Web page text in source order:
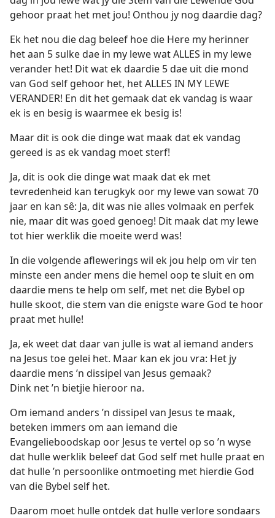
gehoor praat het met jou! Onthou jy nog daardie dag?
Ek het nou die dag beleef hoe die Here my herinner
het aan 5 sulke dae in my lewe wat ALLES in my lewe
verander het! Dit wat ek daardie 5 dae uit die mond
van God self gehoor het, het ALLES IN MY LEWE
VERANDER! En dit het gemaak dat ek vandag is waar
ek is en besig is waarmee ek besig is!
Maar dit is ook die dinge wat maak dat ek vandag
gereed is as ek vandag moet sterf!
Ja, dit is ook die dinge wat maak dat ek met
tevredenheid kan terugkyk oor my lewe van sowat 70
jaar en kan sê: Ja, dit was nie alles volmaak en perfek
nie, maar dit was goed genoeg! Dit maak dat my lewe
tot hier werklik die moeite werd was!
In die volgende aflewerings wil ek jou help om vir ten
minste een ander mens die hemel oop te sluit en om
daardie mens te help om self, met net die Bybel op
hulle skoot, die stem van die enigste ware God te hoor
praat met hulle!
Ja, ek weet dat daar van julle is wat al iemand anders
na Jesus toe gelei het. Maar kan ek jou vra: Het jy
daardie mens ’n dissipel van Jesus gemaak?
Dink net ’n bietjie hieroor na.
Om iemand anders ’n dissipel van Jesus te maak,
beteken immers om aan iemand die
Evangelieboodskap oor Jesus te vertel op so ’n wyse
dat hulle werklik beleef dat God self met hulle praat en
dat hulle ’n persoonlike ontmoeting met hierdie God
van die Bybel self het.
Daarom moet hulle ontdek dat hulle verlore sondaars